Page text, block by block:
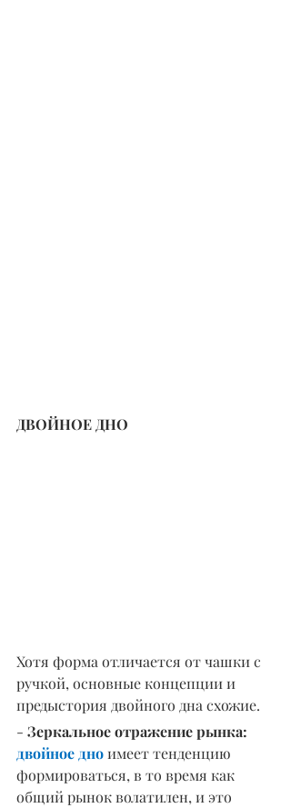
ДВОЙНОЕ ДНО
Хотя форма отличается от чашки с
ручкой, основные концепции и
предыстория двойного дна схожие.
- Зеркальное отражение рынка:
двойное дно имеет тенденцию
формироваться, в то время как
общий рынок волатилен, и это